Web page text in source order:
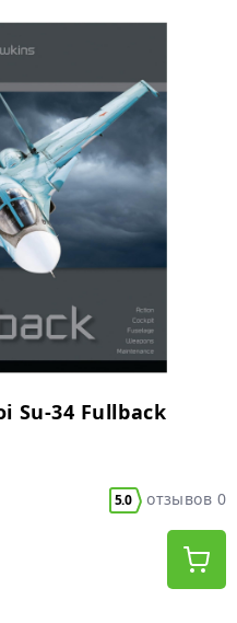
Su-34 Fullback
5.0 отзывов 0